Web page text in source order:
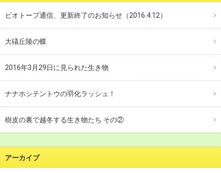
ビオトープ通信、更新終了のお知らせ（2016.4.12）
大礒丘陵の蝶
2016年3月29日に見られた生き物
ナナホシテントウの羽化ラッシュ！
樹皮の裏で越冬する生き物たち その②
アーカイブ